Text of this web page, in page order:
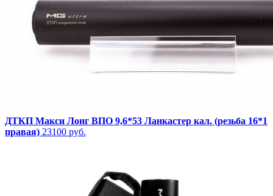
ДТКП Макси Лонг ВПО 9,6*53 Ланкастер кал. (резьба 16*1
правая) 23100 руб.